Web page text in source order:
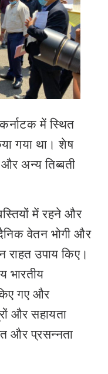
में स्थित
गया था। शेष
अन्य तिब्बती
में रहने और
वेतन भोगी और
राहत उपाय किए।
भारतीय
गए और
और सहायता
और प्रसन्नता